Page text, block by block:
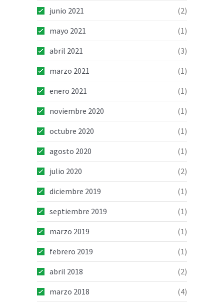
junio 2021
(2)
mayo 2021
(1)
abril 2021
(3)
marzo 2021
(1)
enero 2021
(1)
noviembre 2020
(1)
octubre 2020
(1)
agosto 2020
(1)
julio 2020
(2)
diciembre 2019
(1)
septiembre 2019
(1)
marzo 2019
(1)
febrero 2019
(1)
abril 2018
(2)
marzo 2018
(4)